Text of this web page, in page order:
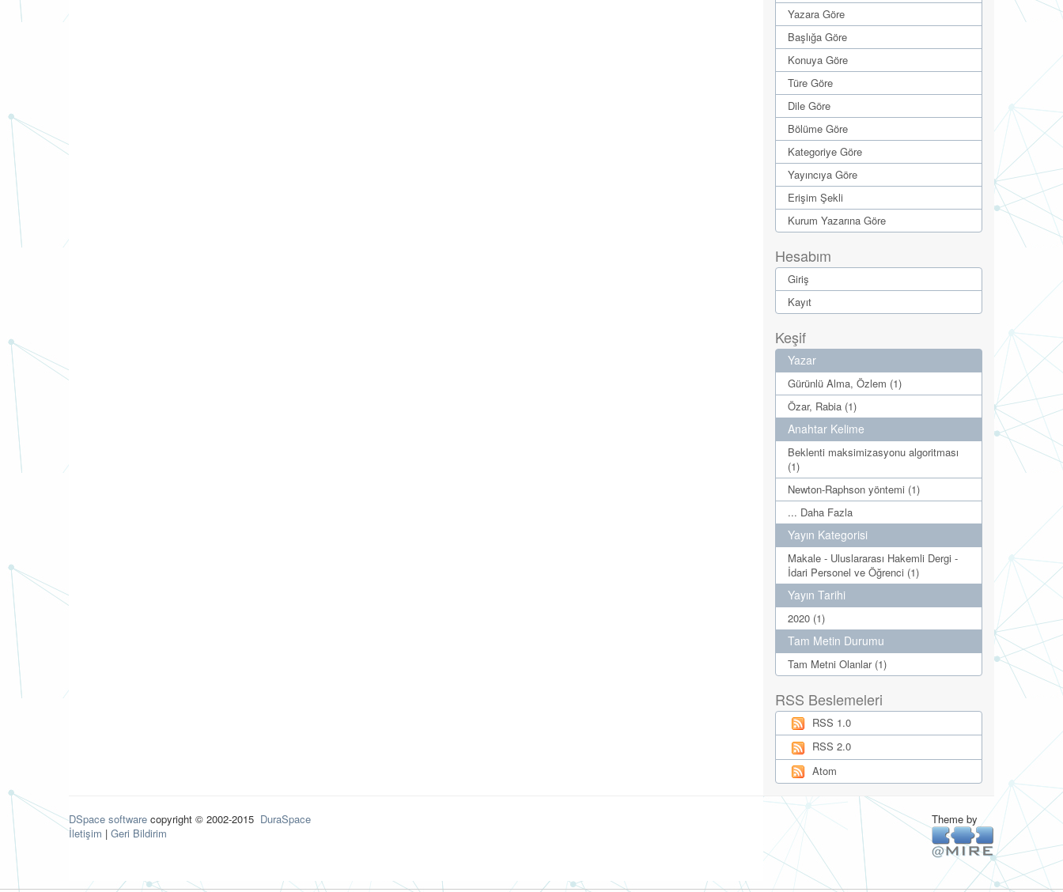
Yazara Göre
Başlığa Göre
Konuya Göre
Türe Göre
Dile Göre
Bölüme Göre
Kategoriye Göre
Yayıncıya Göre
Erişim Şekli
Kurum Yazarına Göre
Hesabım
Giriş
Kayıt
Keşif
Yazar
Gürünlü Alma, Özlem (1)
Özar, Rabia (1)
Anahtar Kelime
Beklenti maksimizasyonu algoritması
(1)
Newton-Raphson yöntemi (1)
... Daha Fazla
Yayın Kategorisi
Makale - Uluslararası Hakemli Dergi -
İdari Personel ve Öğrenci (1)
Yayın Tarihi
2020 (1)
Tam Metin Durumu
Tam Metni Olanlar (1)
RSS Beslemeleri
RSS 1.0
RSS 2.0
Atom
DSpace software copyright © 2002-2015 DuraSpace
İletişim | Geri Bildirim
Theme by